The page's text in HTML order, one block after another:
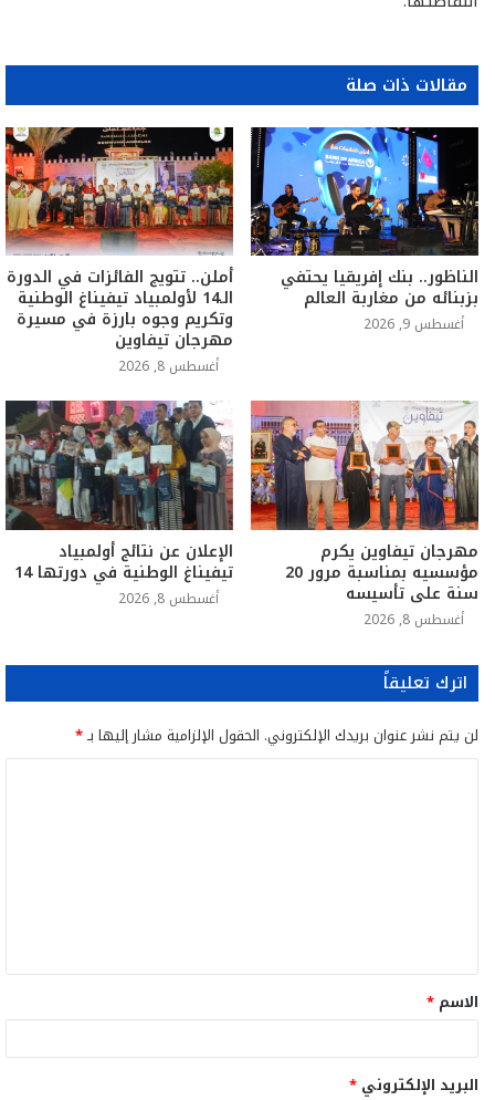
مقالات ذات صلة
الناظور.. بنك إفريقيا يحتفي
بزبنائه من مغاربة العالم
أغسطس 9, 2026
أملن.. تتويج الفائزات في الدورة
الـ14 لأولمبياد تيفيناغ الوطنية
وتكريم وجوه بارزة في مسيرة
مهرجان تيفاوين
أغسطس 8, 2026
مهرجان تيفاوين يكرم
مؤسسيه بمناسبة مرور 20
سنة على تأسيسه
أغسطس 8, 2026
الإعلان عن نتائج أولمبياد
تيفيناغ الوطنية في دورتها 14
أغسطس 8, 2026
اترك تعليقاً
لن يتم نشر عنوان بريدك الإلكتروني. الحقول الإلزامية مشار إليها بـ*
ق
*
الاسم *
البريد الإلكتروني *